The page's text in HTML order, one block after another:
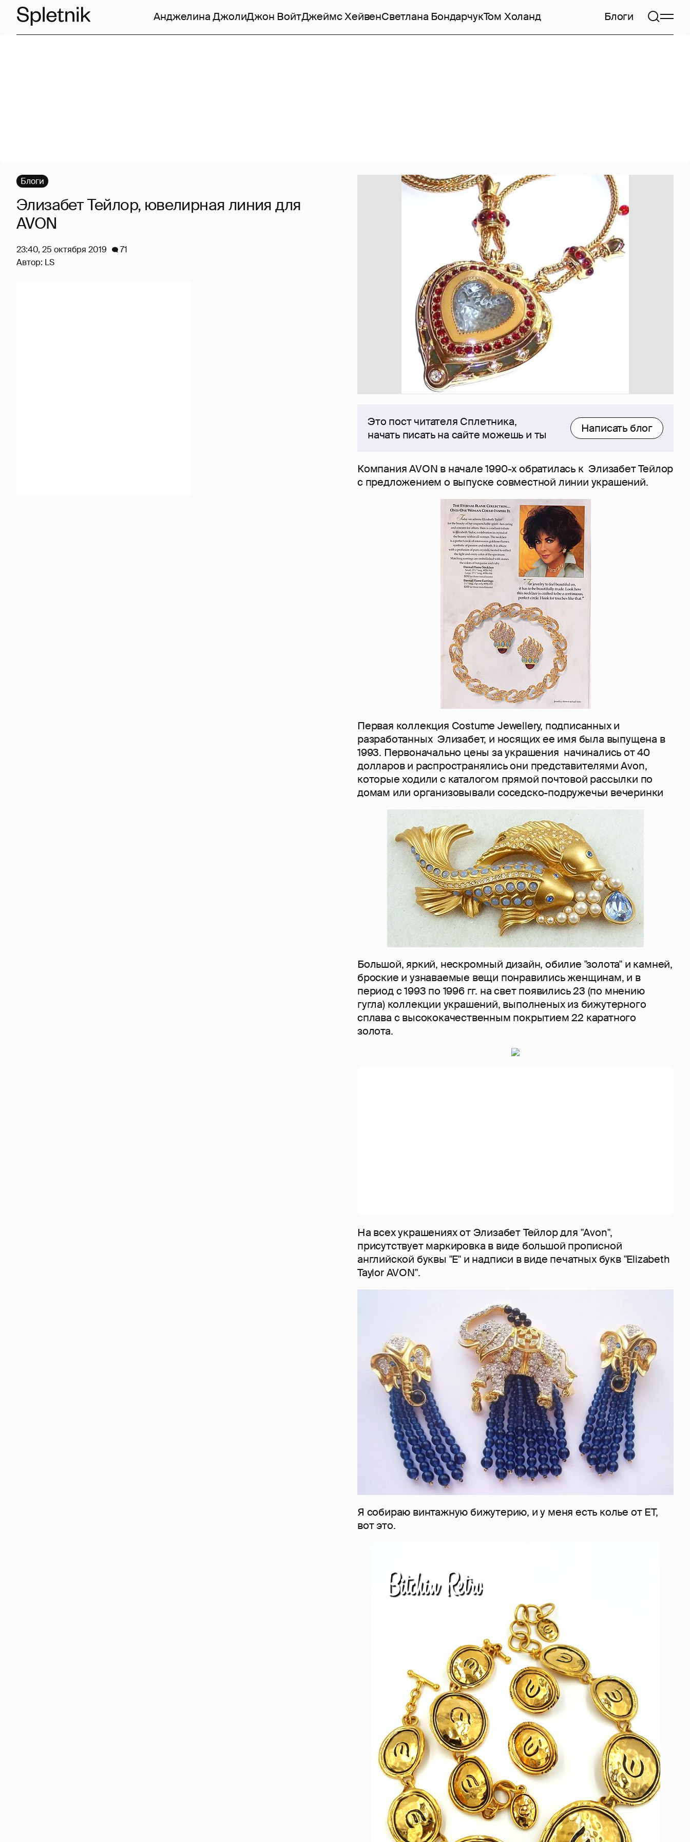
Анджелина ДжолиДжон ВойтДжеймс ХейвенСветлана БондарчукТом Холанд Блоги
Это пост читателя Сплетника,
начать писать на сайте можешь и ты
Написать блог
Компания AVON в начале 1990-х обратилась к Элизабет Тейлор
с предложением о выпуске совместной линии украшений.
Первая коллекция Costume Jewellery, подписанных и
разработанных Элизабет, и носящих ее имя была выпущена в
1993. Первоначально цены за украшения начинались от 40
долларов и распространялись они представителями Avon,
которые ходили с каталогом прямой почтовой рассылки по
домам или организовывали соседско-подружечьи вечеринки
Большой, яркий, нескромный дизайн, обилие "золота" и камней,
броские и узнаваемые вещи понравились женщинам, и в
период с 1993 по 1996 гг. на свет появились 23 (по мнению
гугла) коллекции украшений, выполненых из бижутерного
сплава с высококачественным покрытием 22 каратного
золота.
На всех украшениях от Элизабет Тейлор для "Avon",
присутствует маркировка в виде большой прописной
английской буквы "E" и надписи в виде печатных букв "Elizabeth
Taylor AVON".
Я собираю винтажную бижутерию, и у меня есть колье от ЕТ,
вот это.
Блоги
Элизабет Тейлор, ювелирная линия для
AVON
23:40, 25 октября 2019
71
Автор: LS